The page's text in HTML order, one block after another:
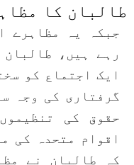
طالبان کا
جبکہ یہ مظاہرے
رہے ہیں،
ایک اجتماع کو
گرفتاری کی وجہ
حقوق کی
اقوام متحدہ کی
کہ طالبان نے